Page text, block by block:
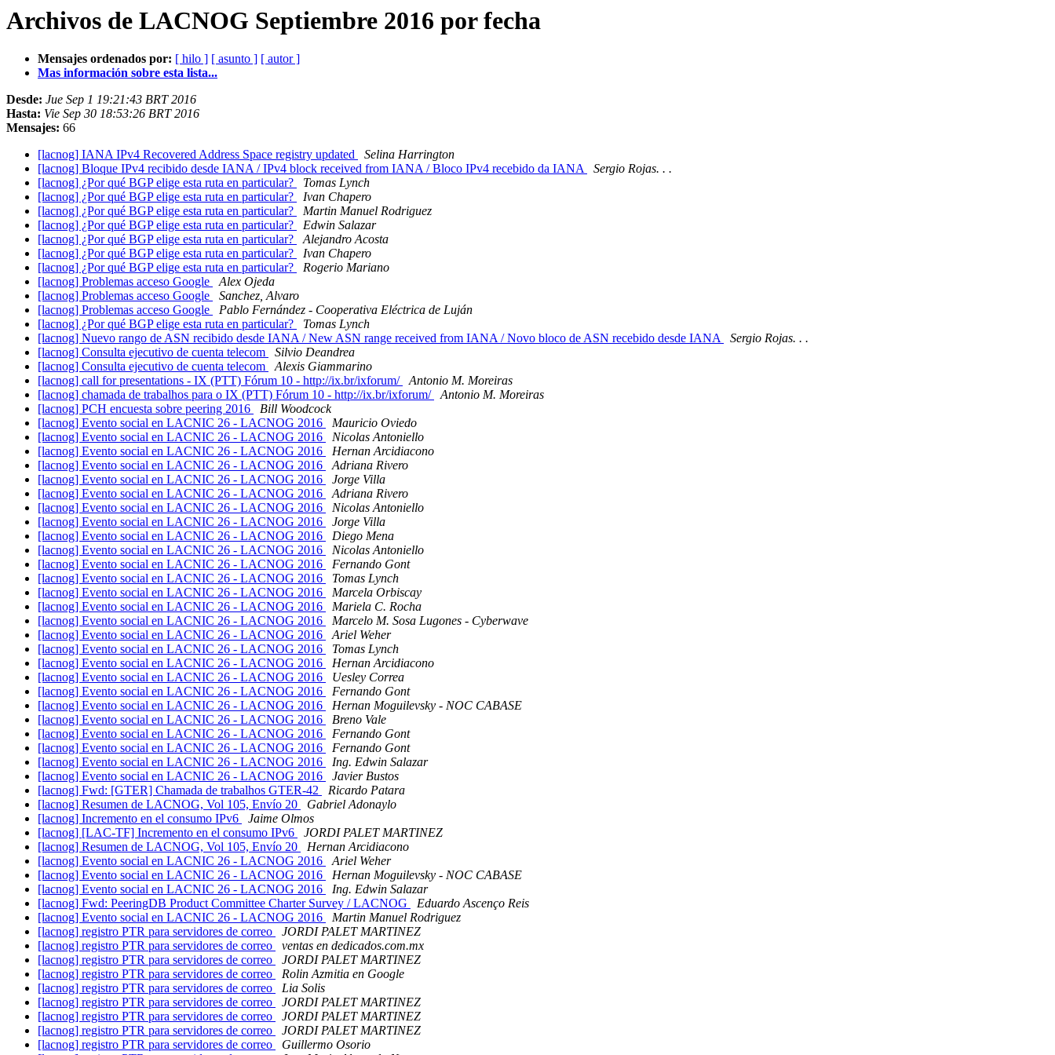
Archivos de LACNOG Septiembre 2016 por fecha
Mensajes ordenados por: [ hilo ] [ asunto ] [ autor ]
Mas información sobre esta lista...
Desde: Jue Sep 1 19:21:43 BRT 2016
Hasta: Vie Sep 30 18:53:26 BRT 2016
Mensajes: 66
[lacnog] IANA IPv4 Recovered Address Space registry updated
Selina Harrington
[lacnog] Bloque IPv4 recibido desde IANA / IPv4 block received from IANA / Bloco IPv4 recebido da IANA
Sergio Rojas. . .
[lacnog] ¿Por qué BGP elige esta ruta en particular?
Tomas Lynch
[lacnog] ¿Por qué BGP elige esta ruta en particular?
Ivan Chapero
[lacnog] ¿Por qué BGP elige esta ruta en particular?
Martin Manuel Rodriguez
[lacnog] ¿Por qué BGP elige esta ruta en particular?
Edwin Salazar
[lacnog] ¿Por qué BGP elige esta ruta en particular?
Alejandro Acosta
[lacnog] ¿Por qué BGP elige esta ruta en particular?
Ivan Chapero
[lacnog] ¿Por qué BGP elige esta ruta en particular?
Rogerio Mariano
[lacnog] Problemas acceso Google
Alex Ojeda
[lacnog] Problemas acceso Google
Sanchez, Alvaro
[lacnog] Problemas acceso Google
Pablo Fernández - Cooperativa Eléctrica de Luján
[lacnog] ¿Por qué BGP elige esta ruta en particular?
Tomas Lynch
[lacnog] Nuevo rango de ASN recibido desde IANA / New ASN range received from IANA / Novo bloco de ASN recebido desde IANA
Sergio Rojas. . .
[lacnog] Consulta ejecutivo de cuenta telecom
Silvio Deandrea
[lacnog] Consulta ejecutivo de cuenta telecom
Alexis Giammarino
[lacnog] call for presentations - IX (PTT) Fórum 10 - http://ix.br/ixforum/
Antonio M. Moreiras
[lacnog] chamada de trabalhos para o IX (PTT) Fórum 10 - http://ix.br/ixforum/
Antonio M. Moreiras
[lacnog] PCH encuesta sobre peering 2016
Bill Woodcock
[lacnog] Evento social en LACNIC 26 - LACNOG 2016
Mauricio Oviedo
[lacnog] Evento social en LACNIC 26 - LACNOG 2016
Nicolas Antoniello
[lacnog] Evento social en LACNIC 26 - LACNOG 2016
Hernan Arcidiacono
[lacnog] Evento social en LACNIC 26 - LACNOG 2016
Adriana Rivero
[lacnog] Evento social en LACNIC 26 - LACNOG 2016
Jorge Villa
[lacnog] Evento social en LACNIC 26 - LACNOG 2016
Adriana Rivero
[lacnog] Evento social en LACNIC 26 - LACNOG 2016
Nicolas Antoniello
[lacnog] Evento social en LACNIC 26 - LACNOG 2016
Jorge Villa
[lacnog] Evento social en LACNIC 26 - LACNOG 2016
Diego Mena
[lacnog] Evento social en LACNIC 26 - LACNOG 2016
Nicolas Antoniello
[lacnog] Evento social en LACNIC 26 - LACNOG 2016
Fernando Gont
[lacnog] Evento social en LACNIC 26 - LACNOG 2016
Tomas Lynch
[lacnog] Evento social en LACNIC 26 - LACNOG 2016
Marcela Orbiscay
[lacnog] Evento social en LACNIC 26 - LACNOG 2016
Mariela C. Rocha
[lacnog] Evento social en LACNIC 26 - LACNOG 2016
Marcelo M. Sosa Lugones - Cyberwave
[lacnog] Evento social en LACNIC 26 - LACNOG 2016
Ariel Weher
[lacnog] Evento social en LACNIC 26 - LACNOG 2016
Tomas Lynch
[lacnog] Evento social en LACNIC 26 - LACNOG 2016
Hernan Arcidiacono
[lacnog] Evento social en LACNIC 26 - LACNOG 2016
Uesley Correa
[lacnog] Evento social en LACNIC 26 - LACNOG 2016
Fernando Gont
[lacnog] Evento social en LACNIC 26 - LACNOG 2016
Hernan Moguilevsky - NOC CABASE
[lacnog] Evento social en LACNIC 26 - LACNOG 2016
Breno Vale
[lacnog] Evento social en LACNIC 26 - LACNOG 2016
Fernando Gont
[lacnog] Evento social en LACNIC 26 - LACNOG 2016
Fernando Gont
[lacnog] Evento social en LACNIC 26 - LACNOG 2016
Ing. Edwin Salazar
[lacnog] Evento social en LACNIC 26 - LACNOG 2016
Javier Bustos
[lacnog] Fwd: [GTER] Chamada de trabalhos GTER-42
Ricardo Patara
[lacnog] Resumen de LACNOG, Vol 105, Envío 20
Gabriel Adonaylo
[lacnog] Incremento en el consumo IPv6
Jaime Olmos
[lacnog] [LAC-TF] Incremento en el consumo IPv6
JORDI PALET MARTINEZ
[lacnog] Resumen de LACNOG, Vol 105, Envío 20
Hernan Arcidiacono
[lacnog] Evento social en LACNIC 26 - LACNOG 2016
Ariel Weher
[lacnog] Evento social en LACNIC 26 - LACNOG 2016
Hernan Moguilevsky - NOC CABASE
[lacnog] Evento social en LACNIC 26 - LACNOG 2016
Ing. Edwin Salazar
[lacnog] Fwd: PeeringDB Product Committee Charter Survey / LACNOG
Eduardo Ascenço Reis
[lacnog] Evento social en LACNIC 26 - LACNOG 2016
Martin Manuel Rodriguez
[lacnog] registro PTR para servidores de correo
JORDI PALET MARTINEZ
[lacnog] registro PTR para servidores de correo
ventas en dedicados.com.mx
[lacnog] registro PTR para servidores de correo
JORDI PALET MARTINEZ
[lacnog] registro PTR para servidores de correo
Rolin Azmitia en Google
[lacnog] registro PTR para servidores de correo
Lia Solis
[lacnog] registro PTR para servidores de correo
JORDI PALET MARTINEZ
[lacnog] registro PTR para servidores de correo
JORDI PALET MARTINEZ
[lacnog] registro PTR para servidores de correo
JORDI PALET MARTINEZ
[lacnog] registro PTR para servidores de correo
Guillermo Osorio